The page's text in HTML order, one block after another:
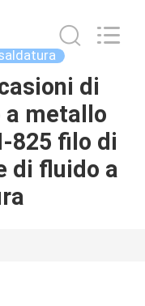
di
a metallo
825 filo di
di fluido a